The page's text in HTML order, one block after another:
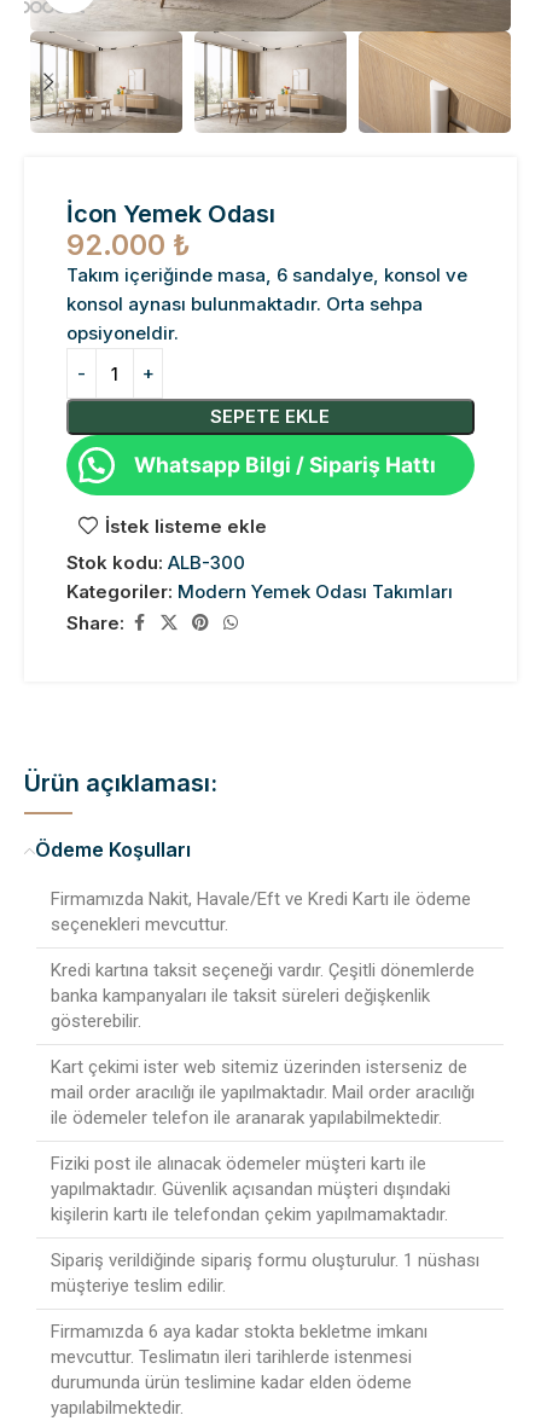
İcon Yemek Odası
92.000 ₺
Takım içeriğinde masa, 6 sandalye, konsol ve
konsol aynası bulunmaktadır. Orta sehpa
opsiyoneldir.
SEPETE EKLE
Whatsapp Bilgi / Sipariş Hattı
İstek listeme ekle
Stok kodu: ALB-300
Kategoriler: Modern Yemek Odası Takımları
Share:
Ürün açıklaması:
Ödeme Koşulları
Firmamızda Nakit, Havale/Eft ve Kredi Kartı ile ödeme
seçenekleri mevcuttur.
Kredi kartına taksit seçeneği vardır. Çeşitli dönemlerde
banka kampanyaları ile taksit süreleri değişkenlik
gösterebilir.
Kart çekimi ister web sitemiz üzerinden isterseniz de
mail order aracılığı ile yapılmaktadır. Mail order aracılığı
ile ödemeler telefon ile aranarak yapılabilmektedir.
Fiziki post ile alınacak ödemeler müşteri kartı ile
yapılmaktadır. Güvenlik açısandan müşteri dışındaki
kişilerin kartı ile telefondan çekim yapılmamaktadır.
Sipariş verildiğinde sipariş formu oluşturulur. 1 nüshası
müşteriye teslim edilir.
Firmamızda 6 aya kadar stokta bekletme imkanı
mevcuttur. Teslimatın ileri tarihlerde istenmesi
durumunda ürün teslimine kadar elden ödeme
yapılabilmektedir.